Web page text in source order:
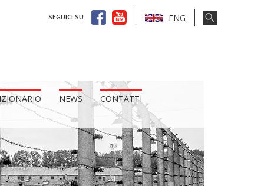
SEGUICI SU: ENG
NEWS
CONTATTI